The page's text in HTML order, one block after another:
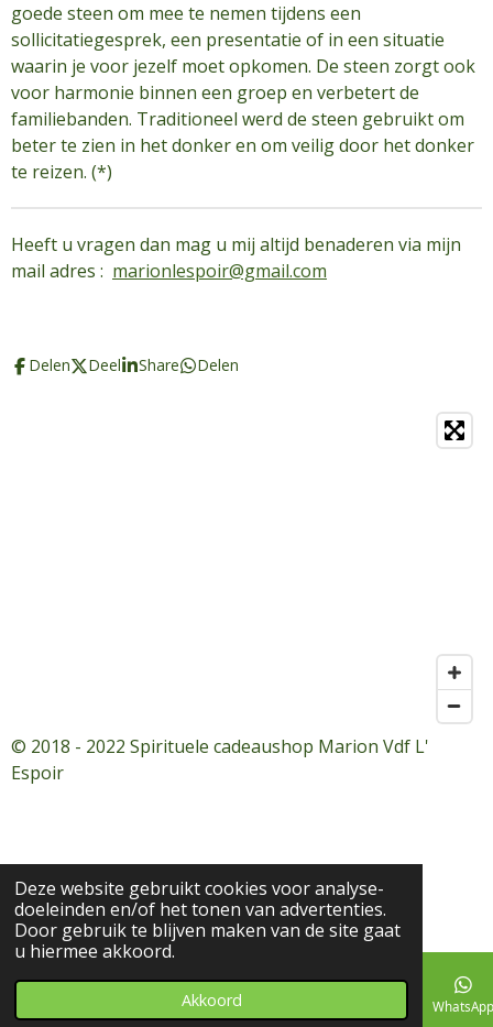
Deze website gebruikt cookies voor analyse-
doeleinden en/of het tonen van advertenties.
Door gebruik te blijven maken van de site gaat
u hiermee akkoord.
Akkoord
goede steen om mee te nemen tijdens een
sollicitatiegesprek, een presentatie of in een situatie
waarin je voor jezelf moet opkomen. De steen zorgt ook
voor harmonie binnen een groep en verbetert de
familiebanden. Traditioneel werd de steen gebruikt om
beter te zien in het donker en om veilig door het donker
te reizen. (*)
Heeft u vragen dan mag u mij altijd benaderen via mijn
mail adres : marionlespoir@gmail.com
Delen Deel Share Delen
© 2018 - 2022 Spirituele cadeaushop Marion Vdf L'
Espoir
Telefoonnummer